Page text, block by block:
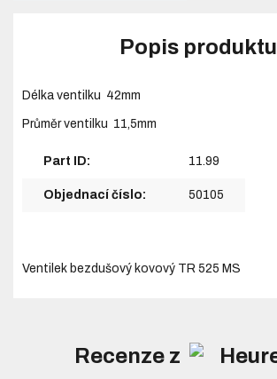
Popis produktu
Délka ventilku 42mm
Průměr ventilku 11,5mm
Part ID: 11.99
Objednací číslo: 50105
Ventilek bezdušový kovový TR 525 MS
Recenze z